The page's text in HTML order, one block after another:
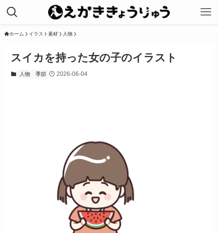
ホーム イラスト素材 人物
スイカを持った女の子のイラスト
人物 季節 2026-06-04